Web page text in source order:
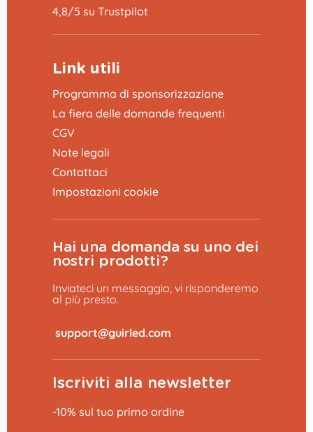
4,8/5 su Trustpilot
Link utili
Programma di sponsorizzazione
La fiera delle domande frequenti
CGV
Note legali
Contattaci
Impostazioni cookie
Hai una domanda su uno dei
nostri prodotti?
Inviateci un messaggio, vi risponderemo
al più presto.
Iscriviti alla newsletter
-10% sul tuo primo ordine